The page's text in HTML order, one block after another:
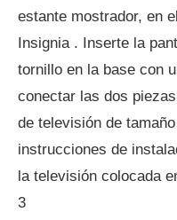
estante mostrador, en
Insignia . Inserte la
tornillo en la base con
conectar las dos
de televisión de
instrucciones de
la televisión colocada
3